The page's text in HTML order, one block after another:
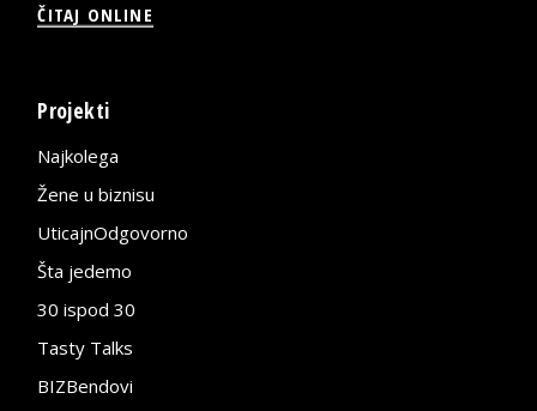
ČITAJ ONLINE
Projekti
Najkolega
Žene u biznisu
UticajnOdgovorno
Šta jedemo
30 ispod 30
Tasty Talks
BIZBendovi